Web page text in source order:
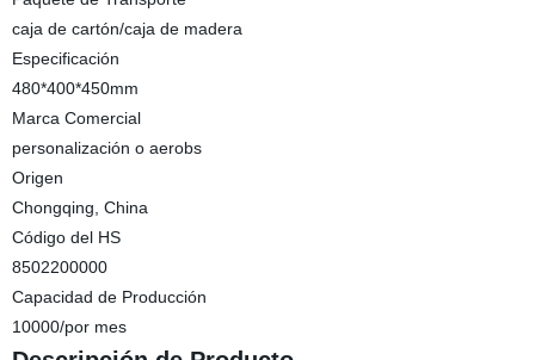
caja de cartón/caja de madera
Especificación
480*400*450mm
Marca Comercial
personalización o aerobs
Origen
Chongqing, China
Código del HS
8502200000
Capacidad de Producción
10000/por mes